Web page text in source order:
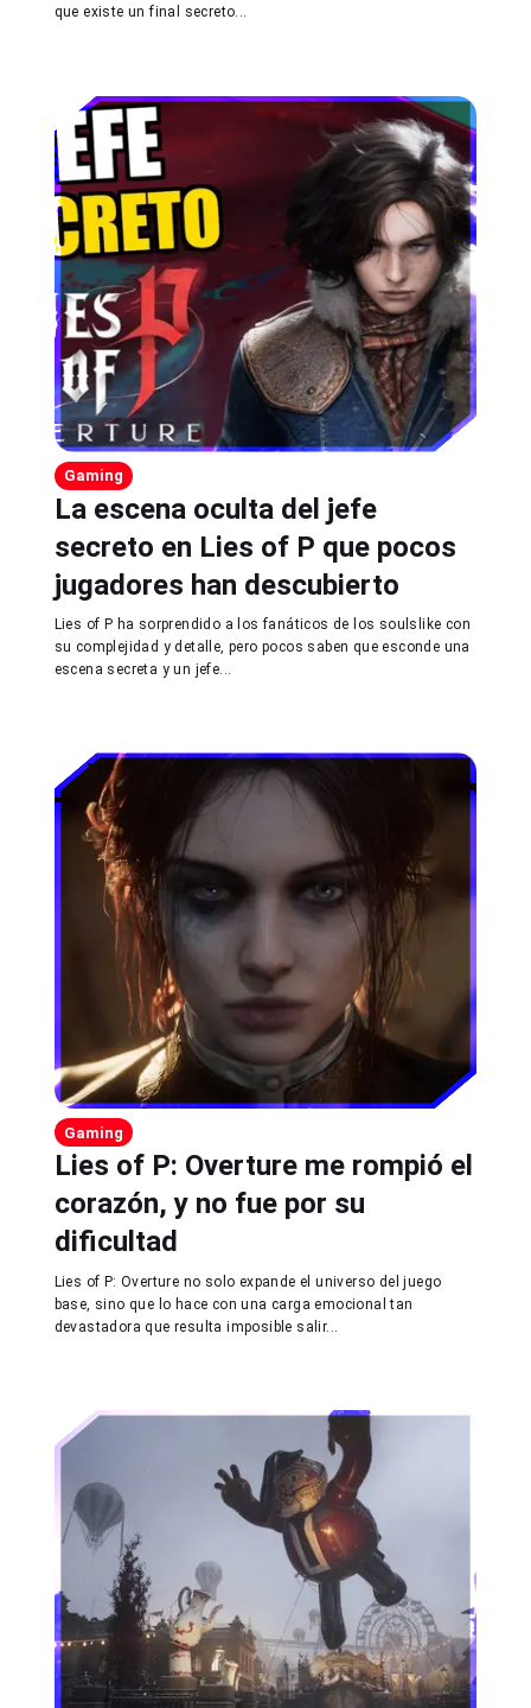
que existe un final secreto...
Gaming
La escena oculta del jefe
secreto en Lies of P que pocos
jugadores han descubierto
Lies of P ha sorprendido a los fanáticos de los soulslike con
su complejidad y detalle, pero pocos saben que esconde una
escena secreta y un jefe...
Gaming
Lies of P: Overture me rompió el
corazón, y no fue por su
dificultad
Lies of P: Overture no solo expande el universo del juego
base, sino que lo hace con una carga emocional tan
devastadora que resulta imposible salir...